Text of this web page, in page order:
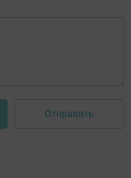
Отправить